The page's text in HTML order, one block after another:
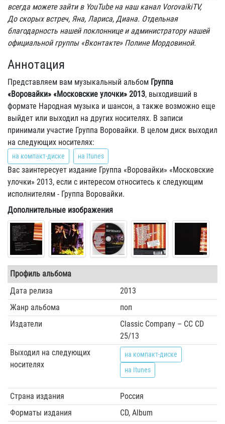
всегда можете зайти в YouTube на наш канал VorovaikiTV,
До скорых встреч, Яна, Лариса, Диана. Отдельная
благодарность нашей поклоннице и администратору нашей
официальной группы «Вконтакте» Полине Мордовиной.
Аннотация
Представляем вам музыкальный альбом Группа
«Воровайки» «Московские улочки» 2013, выходивший в
формате Народная музыка и шансон, а также возможно еще
выйдет или выходил на других носителях. В записи
принимали участие Группа Воровайки. В целом диск выходил
на следующих носителях:
на компакт-диске на Itunes
Вас заинтересует издание Группа «Воровайки» «Московские
улочки» 2013, если с интересом относитесь к следующим
исполнителям - Группа Воровайки.
Дополнительные изображения
Профиль альбома
Дата релиза
2013
Жанр альбома
поп
Издатели
Classic Company ‎– CC CD
25/13
Выходил на следующих
носителях
на компакт-диске
на Itunes
Страна издания
Россия
Форматы издания
CD, Album